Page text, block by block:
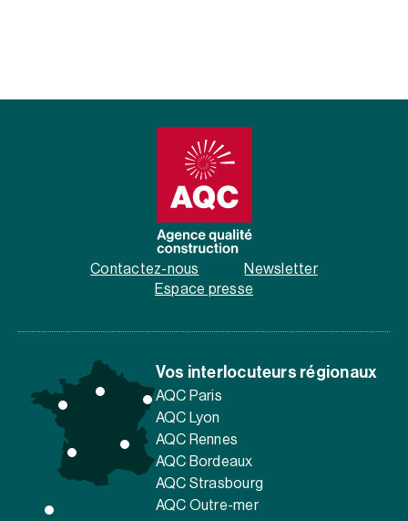
Contactez-nous
Newsletter
Espace presse
Vos interlocuteurs régionaux
AQC Paris
AQC Lyon
AQC Rennes
AQC Bordeaux
AQC Strasbourg
AQC Outre-mer